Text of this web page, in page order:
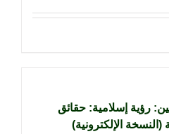
رؤية إسلامية: حقائق
الإلكترونية)